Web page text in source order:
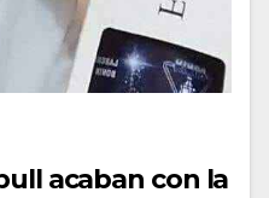
acaban con la